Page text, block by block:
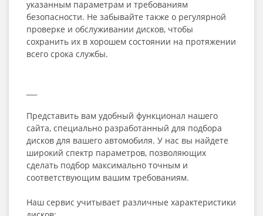
указанным параметрам и требованиям
безопасности. Не забывайте также о регулярной
проверке и обслуживании дисков, чтобы
сохранить их в хорошем состоянии на протяжении
всего срока службы.
Представить вам удобный функционал нашего
сайта, специально разработанный для подбора
дисков для вашего автомобиля. У нас вы найдете
широкий спектр параметров, позволяющих
сделать подбор максимально точным и
соответствующим вашим требованиям.
Наш сервис учитывает различные характеристики